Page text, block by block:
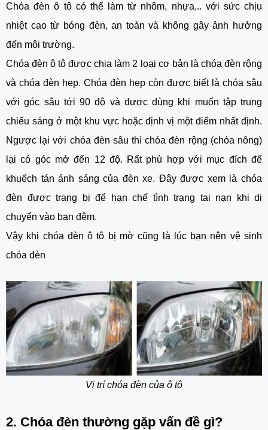
Chóa đèn ô tô có thể làm từ nhôm, nhựa,.. với sức chịu
nhiệt cao từ bóng đèn, an toàn và không gây ảnh hưởng
đến môi trường.
Chóa đèn ô tô được chia làm 2 loại cơ bản là chóa đèn rộng
và chóa đèn hẹp. Chóa đèn hẹp còn được biết là chóa sâu
với góc sâu tới 90 độ và được dùng khi muốn tập trung
chiếu sáng ở một khu vực hoặc định vị một điểm nhất định.
Ngược lại với chóa đèn sâu thì chóa đèn rộng (chóa nông)
lại có góc mở đến 12 độ. Rất phù hợp với mục đích để
khuếch tán ánh sáng của đèn xe. Đây được xem là chóa
đèn được trang bị để hạn chế tình trạng tai nạn khi di
chuyển vào ban đêm.
Vậy khi chóa đèn ô tô bị mờ cũng là lúc bạn nên vệ sinh
chóa đèn
Vị trí chóa đèn của ô tô
2. Chóa đèn thường gặp vấn đề gì?